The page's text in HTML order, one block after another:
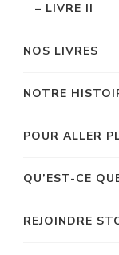
– LIVRE II
NOS LIVRES
NOTRE
POUR ALLER
QU’EST-CE
REJOINDRE